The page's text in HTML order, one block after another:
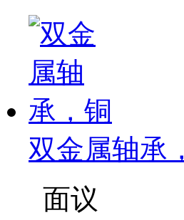
双金属轴承，
面议